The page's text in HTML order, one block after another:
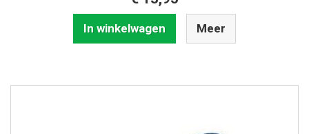
In winkelwagen Meer